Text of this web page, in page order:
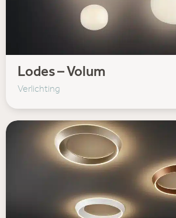
Lodes – Volum
Verlichting